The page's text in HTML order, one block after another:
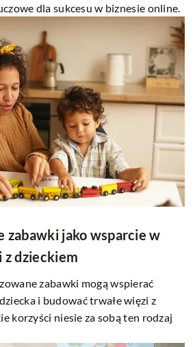
dla sukcesu w biznesie online.
zabawki jako wsparcie w
z dzieckiem
zabawki mogą wspierać
i budować trwałe więzi z
korzyści niesie za sobą ten rodzaj